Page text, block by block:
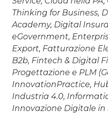
Thinking for Business,
Academy, Digital
eGovernment,
Export, Fatturazione
B2b, Fintech & Digital
Progettazione e PLM
InnovationPractice,
Industria 4.0,
Innovazione Digitale